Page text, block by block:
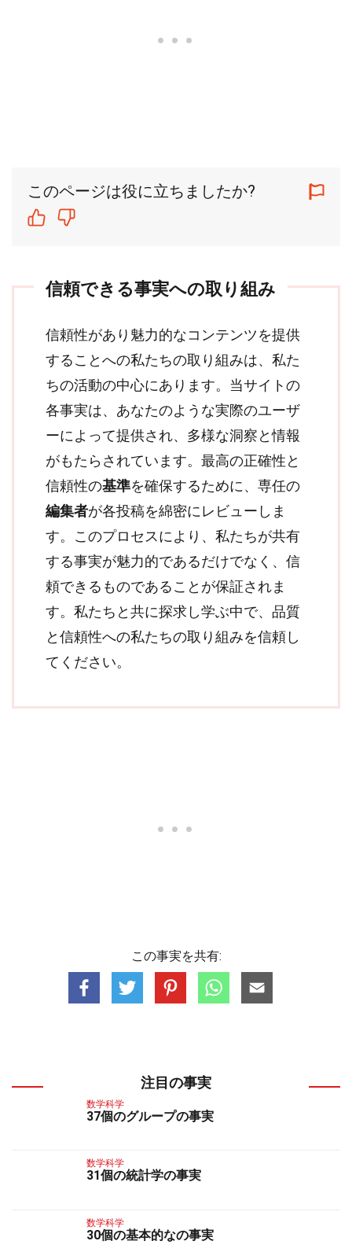
このページは役に立ちましたか?
信頼できる事実への取り組み
信頼性があり魅力的なコンテンツを提供
することへの私たちの取り組みは、私た
ちの活動の中心にあります。当サイトの
各事実は、あなたのような実際のユーザ
ーによって提供され、多様な洞察と情報
がもたらされています。最高の正確性と
信頼性の基準を確保するために、専任の
編集者が各投稿を綿密にレビューしま
す。このプロセスにより、私たちが共有
する事実が魅力的であるだけでなく、信
頼できるものであることが保証されま
す。私たちと共に探求し学ぶ中で、品質
と信頼性への私たちの取り組みを信頼し
てください。
この事実を共有:
注目の事実
数学科学
37個のグループの事実
数学科学
31個の統計学の事実
数学科学
30個の基本的なの事実